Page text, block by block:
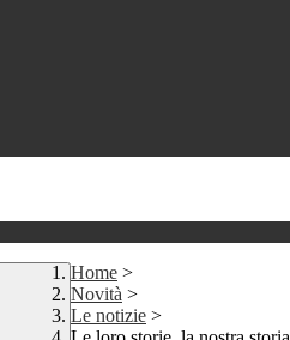
Home >
Novità >
Le notizie >